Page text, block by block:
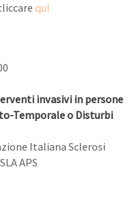
qui
invasivi in persone
Temporale o Disturbi
Italiana Sclerosi
APS